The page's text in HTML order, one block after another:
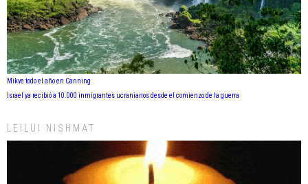
Mikve todo el año en Canning
Israel ya recibió a 10.000 inmigrantes ucranianos desde el comienzo de la guerra
LEILUI NISHMAT